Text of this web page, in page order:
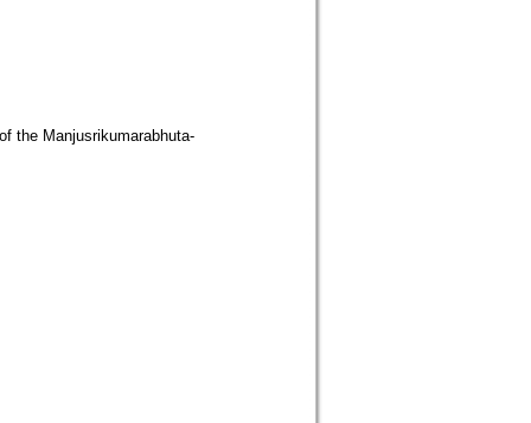
the Manjusrikumarabhuta-